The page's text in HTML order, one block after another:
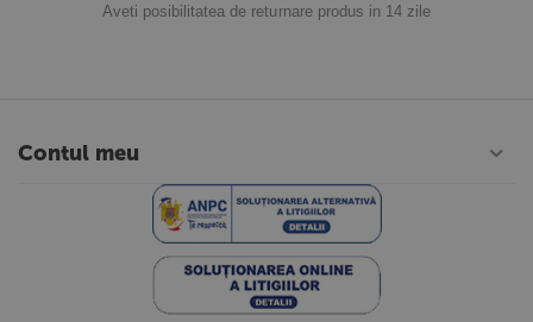
Aveti posibilitatea de returnare produs in 14 zile
Contul meu